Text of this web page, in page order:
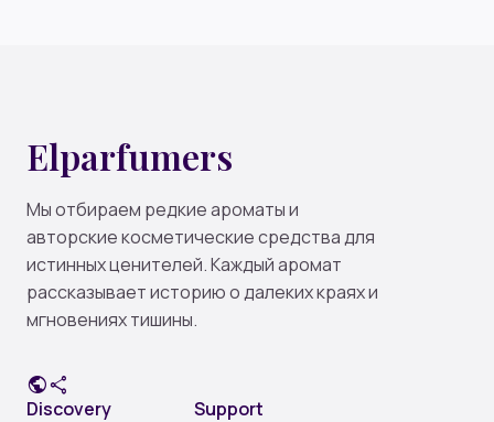
Elparfumers
Мы отбираем редкие ароматы и
авторские косметические средства для
истинных ценителей. Каждый аромат
рассказывает историю о далеких краях и
мгновениях тишины.
publicshare
Discovery Support